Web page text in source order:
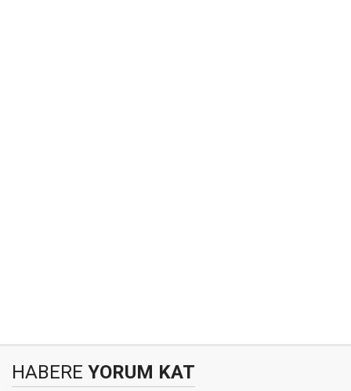
HABERE YORUM KAT